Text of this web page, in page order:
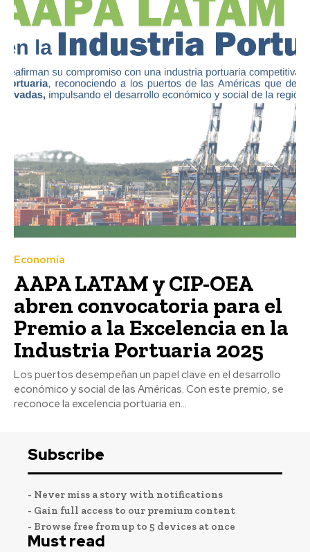
Economía
AAPA LATAM y CIP-OEA
abren convocatoria para el
Premio a la Excelencia en la
Industria Portuaria 2025
Los puertos desempeñan un papel clave en el desarrollo
económico y social de las Américas. Con este premio, se
reconoce la excelencia portuaria en...
Subscribe
- Never miss a story with notifications
- Gain full access to our premium content
- Browse free from up to 5 devices at once
Must read